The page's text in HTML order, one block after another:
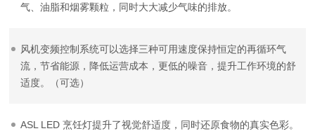
气、油脂和烟雾颗粒，同时大大减少气味的排放。
风机变频控制系统可以选择三种可用速度保持恒定的再循环气
流，节省能源，降低运营成本，更低的噪音，提升工作环境的舒
适度。（可选）
ASL LED 烹饪灯提升了视觉舒适度，同时还原食物的真实色彩。